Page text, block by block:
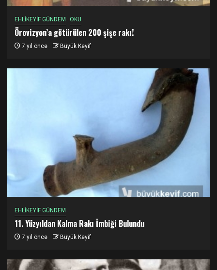
EHLİKEYİF GÜNDEM OKU
Örovizyon’a götürülen 200 şişe rakı!
7 yıl önce Büyük Keyif
EHLİKEYİF GÜNDEM
11. Yüzyıldan Kalma Rakı İmbiği Bulundu
7 yıl önce Büyük Keyif